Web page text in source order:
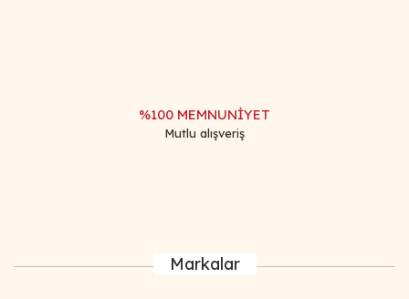
%100 MEMNUNİYET
Mutlu alışveriş
Markalar